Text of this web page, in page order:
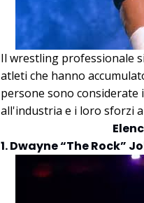
Il wrestling professionale
atleti che hanno
persone sono
all'industria e i loro sforzi
1. Dwayne “The Rock”